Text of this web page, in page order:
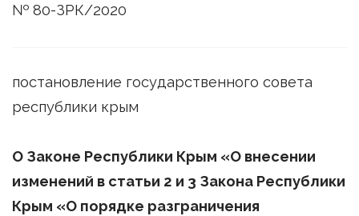
№ 80-ЗРК/2020
постановление государственного совета
республики крым
О Законе Республики Крым «О внесении
изменений в статьи 2 и 3 Закона Республики
Крым «О порядке разграничения